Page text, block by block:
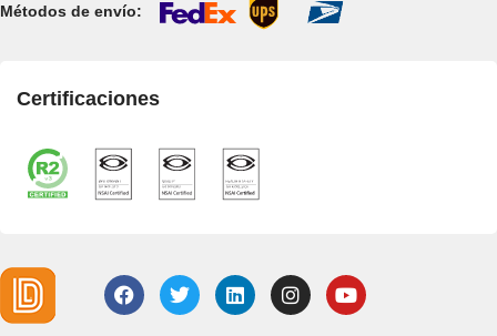
Métodos de envío:
Certificaciones